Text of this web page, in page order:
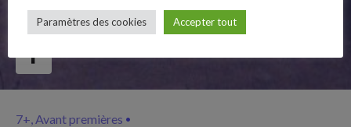
Follow Us
7+ Avant premières
Paramètres des cookies Accepter tout